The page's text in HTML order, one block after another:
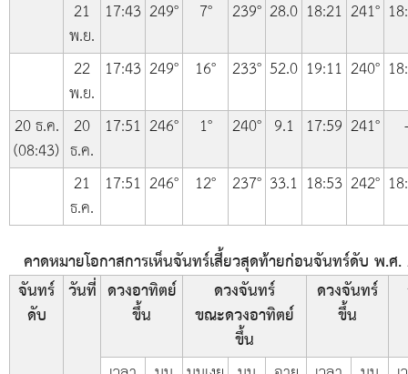
21
พ.ย.
17:43 249° 7° 239° 28.0 18:21 241°
22
พ.ย.
17:43 249° 16° 233° 52.0 19:11 240°
20 ธ.ค.
(08:43)
20
ธ.ค.
17:51 246° 1° 240° 9.1 17:59 241°
-
21
ธ.ค.
17:51 246° 12° 237° 33.1 18:53 242°
คาดหมายโอกาสการเห็นจันทร์เสี้ยวสุดท้ายก่อนจันทร์ดับ พ.
จันทร์
ดับ
วันที่ ดวงอาทิตย์
ขึ้น
ดวงจันทร์
ขณะดวงอาทิตย์
ขึ้น
ดวงจันทร์
ขึ้น